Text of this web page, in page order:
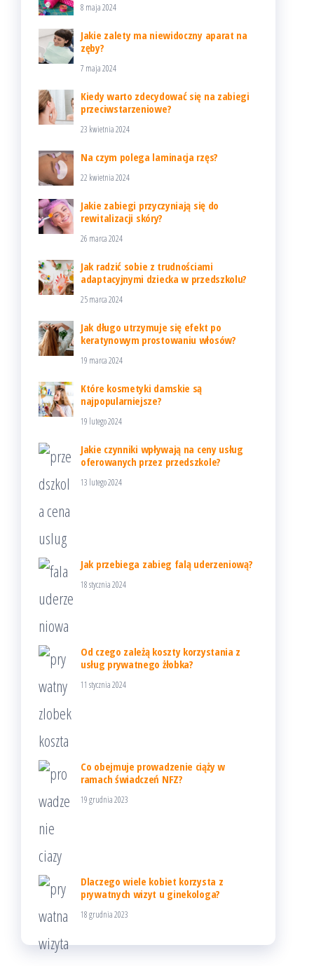
8 maja 2024
Jakie zalety ma niewidoczny aparat na
zęby?
7 maja 2024
Kiedy warto zdecydować się na zabiegi
przeciwstarzeniowe?
23 kwietnia 2024
Na czym polega laminacja rzęs?
22 kwietnia 2024
Jakie zabiegi przyczyniają się do
rewitalizacji skóry?
26 marca 2024
Jak radzić sobie z trudnościami
adaptacyjnymi dziecka w przedszkolu?
25 marca 2024
Jak długo utrzymuje się efekt po
keratynowym prostowaniu włosów?
19 marca 2024
Które kosmetyki damskie są
najpopularniejsze?
19 lutego 2024
Jakie czynniki wpływają na ceny usług
oferowanych przez przedszkole?
13 lutego 2024
Jak przebiega zabieg falą uderzeniową?
18 stycznia 2024
Od czego zależą koszty korzystania z
usług prywatnego żłobka?
11 stycznia 2024
Co obejmuje prowadzenie ciąży w
ramach świadczeń NFZ?
19 grudnia 2023
Dlaczego wiele kobiet korzysta z
prywatnych wizyt u ginekologa?
18 grudnia 2023